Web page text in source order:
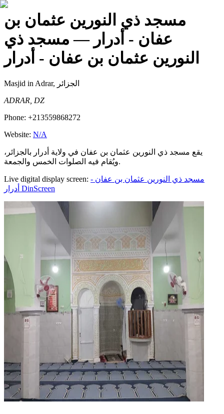
مسجد ذي النورين عثمان بن
عفان - أدرار — مسجد ذي
النورين عثمان بن عفان - أدرار
Masjid
in Adrar, الجزائر
ADRAR, DZ
Phone: +213559868272
Website: N/A
يقع مسجد ذي النورين عثمان بن عفان في ولاية أدرار بالجزائر،
ويُقام فيه الصلوات الخمس والجمعة.
Live digital display screen: مسجد ذي النورين عثمان بن عفان -
أدرار DinScreen